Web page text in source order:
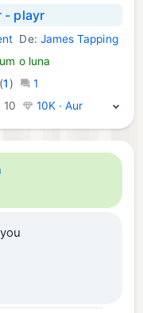
- playr
De: James Tapping
o luna
(1 )
1
10 10K · Aur